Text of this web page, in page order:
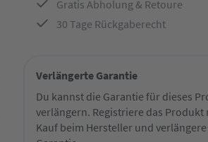
Gratis Abholung & Retoure
30 Tage Rückgaberecht
Verlängerte Garantie
Du kannst die Garantie für dieses
verlängern. Registriere das Produkt
Kauf beim Hersteller und